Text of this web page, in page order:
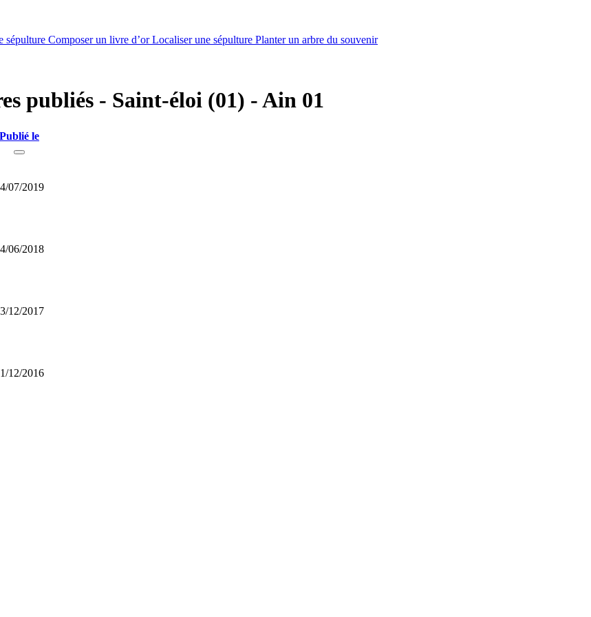
sépulture Composer un livre d’orLocaliser une sépulture Planter un arbre du souvenir
publiés - Saint-éloi (01) - Ain 01
Publié le
07/2019
06/2018
12/2017
12/2016